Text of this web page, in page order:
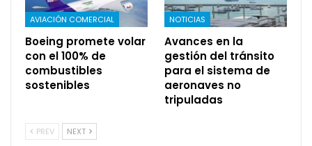
AVIACIÓN COMERCIAL
Boeing promete volar
con el 100% de
combustibles
sostenibles
NOTICIAS
Avances en la
gestión del tránsito
para el sistema de
aeronaves no
tripuladas
PREV NEXT